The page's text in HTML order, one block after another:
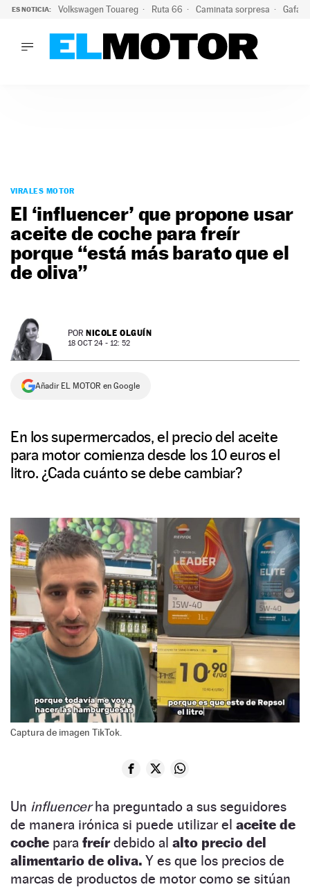
ES NOTICIA: Volkswagen Touareg Ruta 66 Caminata sorpresa Gafas
PODCAST
MOTOS
TECNOLOGÍA
MOTORTV
NEWSLETTER
VIRALES MOTOR
El ‘influencer’ que propone usar
aceite de coche para freír
porque “está más barato que el
de oliva”
POR NICOLE OLGUÍN
18 OCT 24 - 12: 52
Añadir EL MOTOR en Google
En los supermercados, el precio del aceite
para motor comienza desde los 10 euros el
litro. ¿Cada cuánto se debe cambiar?
Captura de imagen TikTok.
Un influencerha preguntado a sus seguidores
de manera irónica si puede utilizar el aceite de
coche para freírdebido al alto precio del
alimentario de oliva. Y es que los precios de
marcas de productos de motor como se sitúan